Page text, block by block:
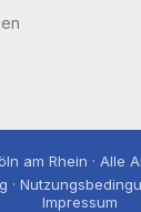
am Rhein · Alle
Impressum